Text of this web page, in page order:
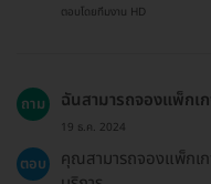
ตอบโดยทีมงาน HD
ถาม ฉันสามารถจองแพ็กเ
19 ธ.ค. 2024
ตอบ
คุณสามารถจองแพ็กเก